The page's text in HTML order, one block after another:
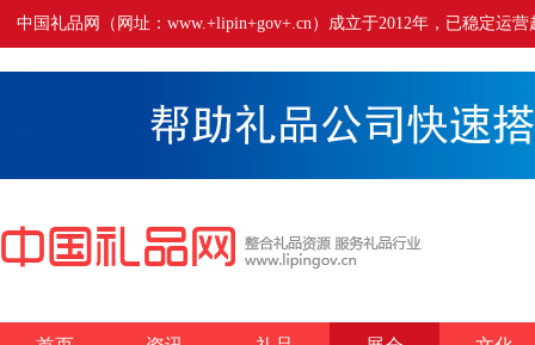
中国礼品网（网址：www.+lipin+gov+.cn）成立于2012年，已稳定运